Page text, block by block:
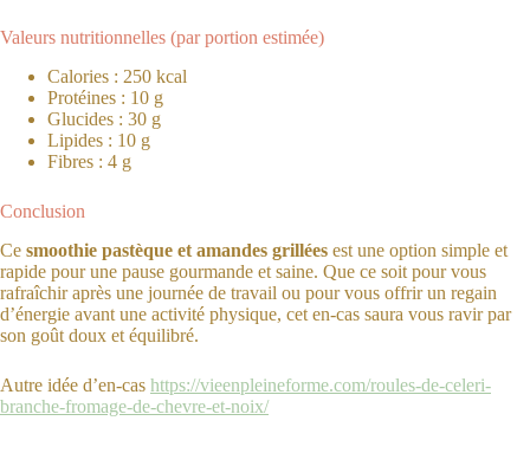
Valeurs nutritionnelles (par portion estimée)
Calories : 250 kcal
Protéines : 10 g
Glucides : 30 g
Lipides : 10 g
Fibres : 4 g
Conclusion
Ce smoothie pastèque et amandes grillées est une option simple et
rapide pour une pause gourmande et saine. Que ce soit pour vous
rafraîchir après une journée de travail ou pour vous offrir un regain
d’énergie avant une activité physique, cet en-cas saura vous ravir par
son goût doux et équilibré.
Autre idée d’en-cas https://vieenpleineforme.com/roules-de-celeri-
branche-fromage-de-chevre-et-noix/